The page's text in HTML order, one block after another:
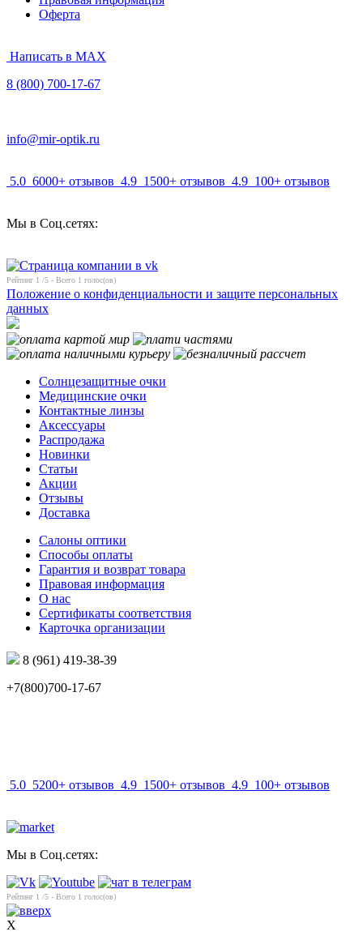
Оферта
Написать в MAX
8 (800) 700-17-67
info@mir-optik.ru
5.0 6000+ отзывов 4.9 1500+ отзывов 4.9 100+ отзывов
Мы в Соц.сетях:
Рейтинг 1 /5 - Всего 1 голос(ов)
Положение о конфиденциальности и защите персональных
данных
Солнцезащитные очки
Медицинские очки
Контактные линзы
Аксессуары
Распродажа
Новинки
Статьи
Акции
Отзывы
Доставка
Салоны оптики
Способы оплаты
Гарантия и возврат товара
Правовая информация
О нас
Сертификаты соответствия
Карточка организации
8 (961) 419-38-39
+7(800)700-17-67
5.0 5200+ отзывов 4.9 1500+ отзывов 4.9 100+ отзывов
Мы в Соц.сетях:
Рейтинг 1 /5 - Всего 1 голос(ов)
X